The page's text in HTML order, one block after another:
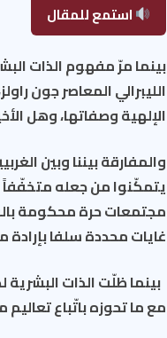
استمع للمقال
بينما مرّ مفهوم الذات
الليبرالي المعاصر جون
الإلهية وصفاتها، وهل
والمفارقة بيننا وبين
يتمكّنوا من جعله متخفّفاً
مجتمعات حرة محكومة
غايات محددة سلفا
بينما ظلّت الذات
مع ما تحوزه باتّباع